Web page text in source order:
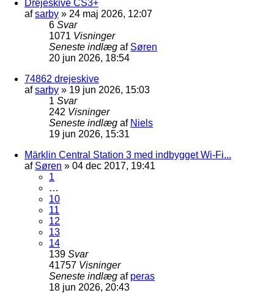
Drejeskive CS3+
afsarby » 24 maj 2026, 12:07
6 Svar
1071 Visninger
Seneste indlæg af Søren
20 jun 2026, 18:54
74862 drejeskive
afsarby » 19 jun 2026, 15:03
1 Svar
242 Visninger
Seneste indlæg af Niels
19 jun 2026, 15:31
Märklin Central Station 3 med indbygget Wi-Fi...
af Søren » 04 dec 2017, 19:41
1
…
10
11
12
13
14
139 Svar
41757 Visninger
Seneste indlæg af peras
18 jun 2026, 20:43